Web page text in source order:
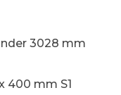
3028 mm
400 mm S1